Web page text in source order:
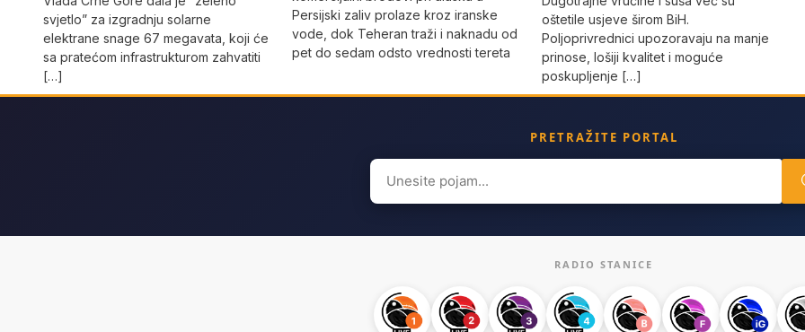
svjetlo” za izgradnju solarne
elektrane snage 67 megavata, koji će
sa pratećom infrastrukturom zahvatiti
[…]
Persijski zaliv prolaze kroz iranske
vode, dok Teheran traži i naknadu od
pet do sedam odsto vrednosti tereta
oštetile usjeve širom BiH.
Poljoprivrednici upozoravaju na manje
prinose, lošiji kvalitet i moguće
poskupljenje […]
PRETRAŽITE PORTAL
Search
for:
RADIO STANICE